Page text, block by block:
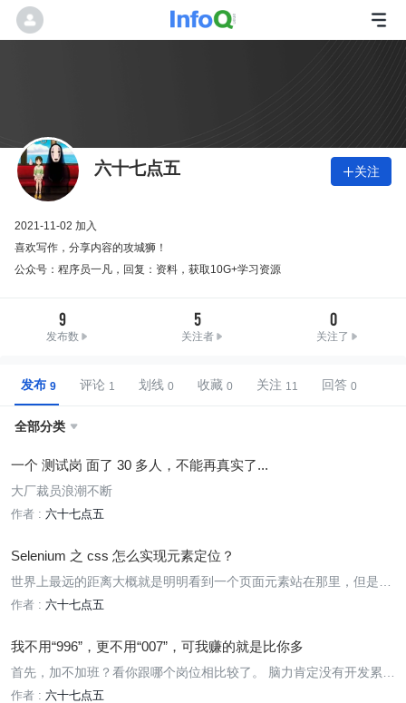
六十七点五 关注
2021-11-02 加入
喜欢写作，分享内容的攻城狮！
公众号：程序员一凡，回复：资料，获取10G+学习资源
9
发布数
5
关注者
0
关注了
发布 评论 划线 收藏 关注 回答
全部分类 
一个 测试岗 面了 30 多人，不能再真实了...
大厂裁员浪潮不断
作者 : 六十七点五
Selenium 之 css 怎么实现元素定位？
世界上最远的距离大概就是明明看到一个页面元素站在那里，但是我
却定位不到！！
作者 : 六十七点五
我不用“996”，更不用“007”，可我赚的就是比你多
首先，加不加班？看你跟哪个岗位相比较了。 脑力肯定没有开发累，
体力肯定没有进厂累，但是跟收房租的躺赢包租婆比，肯定要累一点
作者 : 六十七点五